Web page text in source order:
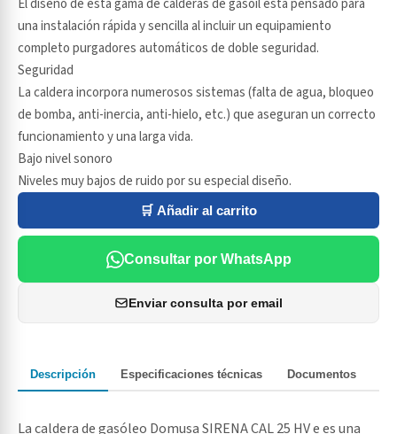
El diseño de esta gama de calderas de gasoil está pensado para
una instalación rápida y sencilla al incluir un equipamiento
completo purgadores automáticos de doble seguridad.
Seguridad
La caldera incorpora numerosos sistemas (falta de agua, bloqueo
de bomba, anti-inercia, anti-hielo, etc.) que aseguran un correcto
funcionamiento y una larga vida.
Bajo nivel sonoro
Niveles muy bajos de ruido por su especial diseño.
🛒 Añadir al carrito
Consultar por WhatsApp
Enviar consulta por email
Descripción Especificaciones técnicas Documentos
La caldera de gasóleo Domusa SIRENA CAL 25 HV e es una